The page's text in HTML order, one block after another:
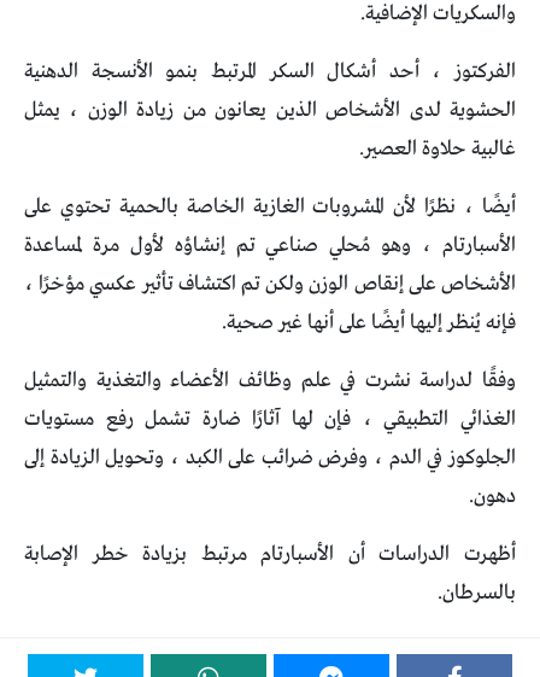
والسكريات الإضافية.
الفركتوز ، أحد أشكال السكر المرتبط بنمو الأنسجة الدهنية
الحشوية لدى الأشخاص الذين يعانون من زيادة الوزن ، يمثل
غالبية حلاوة العصير.
أيضًا ، نظرًا لأن المشروبات الغازية الخاصة بالحمية تحتوي على
الأسبارتام ، وهو مُحلي صناعي تم إنشاؤه لأول مرة لمساعدة
الأشخاص على إنقاص الوزن ولكن تم اكتشاف تأثير عكسي مؤخرًا ،
فإنه يُنظر إليها أيضًا على أنها غير صحية.
وفقًا لدراسة نشرت في علم وظائف الأعضاء والتغذية والتمثيل
الغذائي التطبيقي ، فإن لها آثارًا ضارة تشمل رفع مستويات
الجلوكوز في الدم ، وفرض ضرائب على الكبد ، وتحويل الزيادة إلى
دهون.
أظهرت الدراسات أن الأسبارتام مرتبط بزيادة خطر الإصابة
بالسرطان.